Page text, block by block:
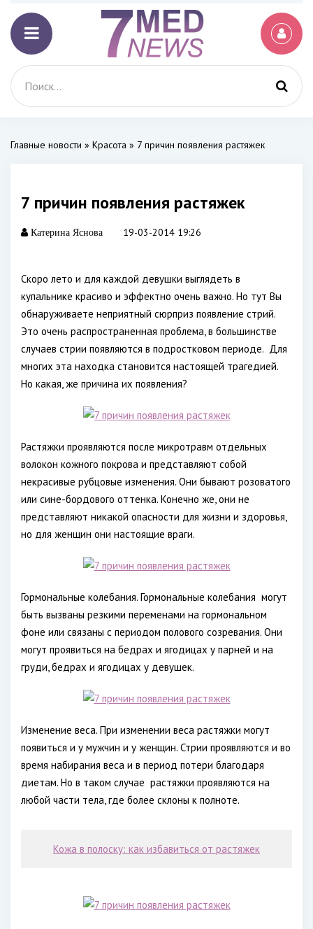
Главные новости » Красота » 7 причин появления растяжек
7 причин появления растяжек
Катерина Яснова 19-03-2014 19:26
Скоро лето и для каждой девушки выглядеть в
купальнике красиво и эффектно очень важно. Но тут Вы
обнаруживаете неприятный сюрприз появление стрий.
Это очень распространенная проблема, в большинстве
случаев стрии появляются в подростковом периоде. Для
многих эта находка становится настоящей трагедией.
Но какая, же причина их появления?
Растяжки проявляются после микротравм отдельных
волокон кожного покрова и представляют собой
некрасивые рубцовые изменения. Они бывают розоватого
или сине-бордового оттенка. Конечно же, они не
представляют никакой опасности для жизни и здоровья,
но для женщин они настоящие враги.
Гормональные колебания. Гормональные колебания могут
быть вызваны резкими переменами на гормональном
фоне или связаны с периодом полового созревания. Они
могут проявиться на бедрах и ягодицах у парней и на
груди, бедрах и ягодицах у девушек.
Изменение веса. При изменении веса растяжки могут
появиться и у мужчин и у женщин. Стрии проявляются и во
время набирания веса и в период потери благодаря
диетам. Но в таком случае растяжки проявляются на
любой части тела, где более склоны к полноте.
Кожа в полоску: как избавиться от растяжек